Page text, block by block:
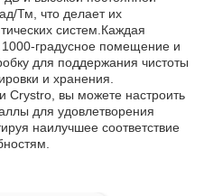
Тм, что делает их
систем.Каждая
градусное помещение и
для поддержания чистоты
и хранения.
Crystro, вы можете настроить
для удовлетворения
наилучшее соответствие